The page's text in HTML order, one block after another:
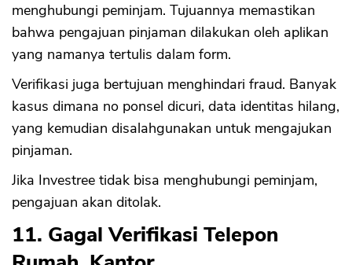
menghubungi peminjam. Tujuannya memastikan
bahwa pengajuan pinjaman dilakukan oleh aplikan
yang namanya tertulis dalam form.
Verifikasi juga bertujuan menghindari fraud. Banyak
kasus dimana no ponsel dicuri, data identitas hilang,
yang kemudian disalahgunakan untuk mengajukan
pinjaman.
Jika Investree tidak bisa menghubungi peminjam,
pengajuan akan ditolak.
11. Gagal Verifikasi Telepon